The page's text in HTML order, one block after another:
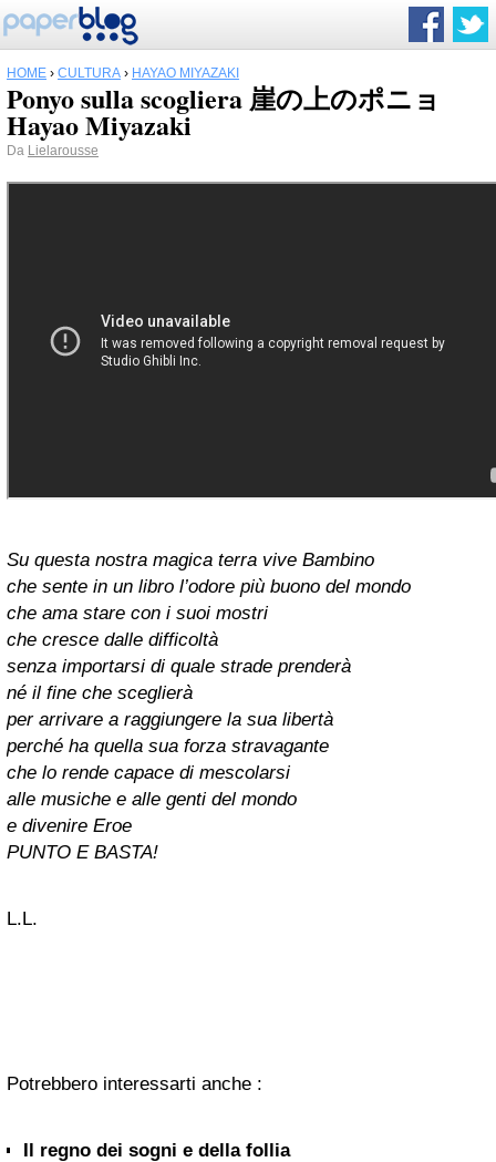
HOME › CULTURA › HAYAO MIYAZAKI
Ponyo sulla scogliera 崖の上のポニョ
Hayao Miyazaki
Da Lielarousse
Su questa nostra magica terra vive Bambino
che sente in un libro l’odore più buono del mondo
che ama stare con i suoi mostri
che cresce dalle difficoltà
senza importarsi di quale strade prenderà
né il fine che sceglierà
per arrivare a raggiungere la sua libertà
perché ha quella sua forza stravagante
che lo rende capace di mescolarsi
alle musiche e alle genti del mondo
e divenire Eroe
PUNTO E BASTA!
L.L.
Potrebbero interessarti anche :
Il regno dei sogni e della follia